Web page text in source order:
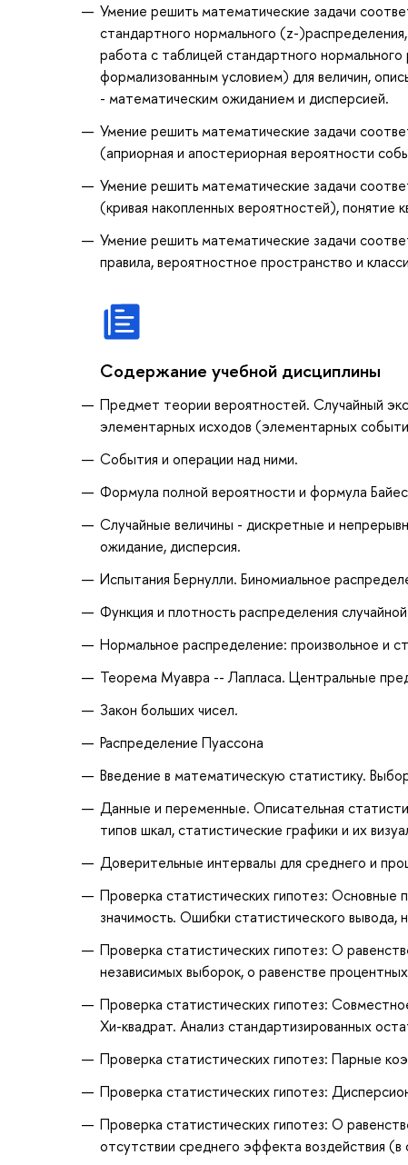
Умение решить математические задачи
стандартного нормального (z-
работа с таблицей стандартного
формализованным условием) для величин,
- математическим ожиданием и дисперсией.
Умение решить математические задачи
(априорная и апостериорная вероятности
Умение решить математические задачи
(кривая накопленных вероятностей), понятие
Умение решить математические задачи
правила, вероятностное пространство и
Содержание учебной дисциплины
Предмет теории вероятностей. Случайный
элементарных исходов (элементарных
События и операции над ними.
Формула полной вероятности и формула
Случайные величины - дискретные и
ожидание, дисперсия.
Испытания Бернулли. Биномиальное
Функция и плотность распределения
Нормальное распределение: произвольное и
Теорема Муавра -- Лапласа. Центральные
Закон больших чисел.
Распределение Пуассона
Введение в математическую статистику.
Данные и переменные. Описательная
типов шкал, статистические графики и их
Доверительные интервалы для среднего и
Проверка статистических гипотез: Основные
значимость. Ошибки статистического вывода,
Проверка статистических гипотез: О
независимых выборок, о равенстве
Проверка статистических гипотез:
Хи-квадрат. Анализ стандартизированных
Проверка статистических гипотез: Парные
Проверка статистических гипотез:
Проверка статистических гипотез: О
отсутствии среднего эффекта воздействия